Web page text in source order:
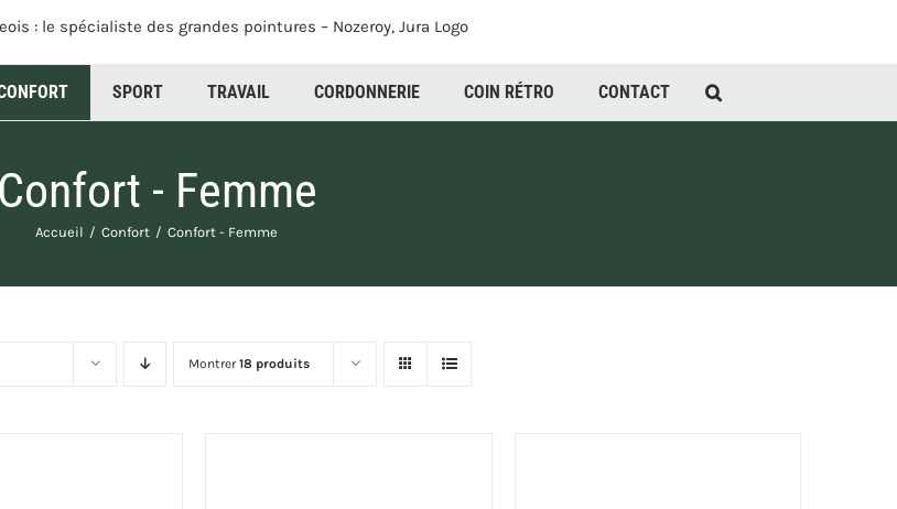
SPORT TRAVAIL CORDONNERIE COIN RÉTRO CONTACT
Confort - Femme
Accueil Confort Confort - Femme
Montrer18 produits